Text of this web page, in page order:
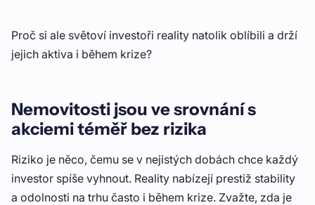
Proč si ale světoví investoři reality natolik oblíbili a drží
jejich aktiva i během krize?
Nemovitosti jsou ve srovnání s
akciemi téměř bez rizika
Riziko je něco, čemu se v nejistých dobách chce každý
investor spíše vyhnout. Reality nabízejí prestiž stability
a odolnosti na trhu často i během krize. Zvažte, zda je